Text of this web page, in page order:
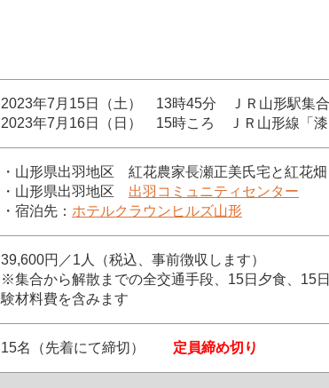
2023年7月15日（土） 13時45分 ＪＲ山形駅集合
2023年7月16日（日） 15時ころ ＪＲ山形線「漆
・山形県出羽地区 紅花農家長瀬正美氏宅と紅花畑
・山形県出羽地区 出羽コミュニティセンター
・宿泊先： ホテルクラウンヒルズ山形
39,600円／1人（税込、事前徴収します）
※集合から解散までの全交通手段、15日夕食、15
験材料費を含みます
15名（先着にて締切） 定員締め切り